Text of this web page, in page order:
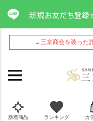
→三京商会を装った
新着商品 ランキング カ